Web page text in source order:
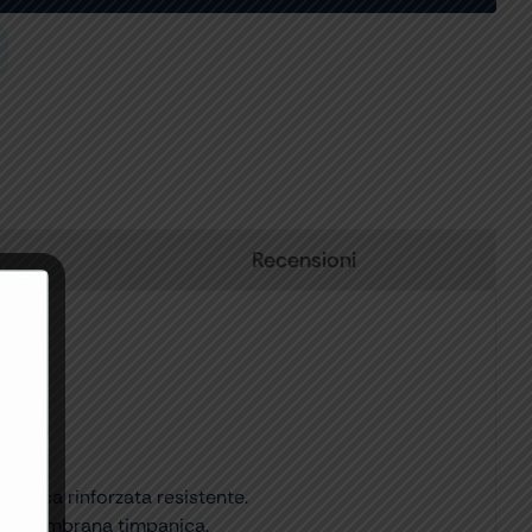
Recensioni
rinforzata resistente.
membrana timpanica.